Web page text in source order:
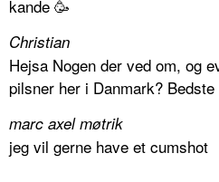
kande 🥳
Christian
Hejsa Nogen der ved om, og
pilsner her i Danmark?
marc axel møtrik
jeg vil gerne have et cumshot